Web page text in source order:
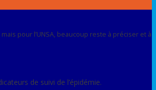
pour l’UNSA, beaucoup reste à préciser et à
de suivi de l’épidémie.